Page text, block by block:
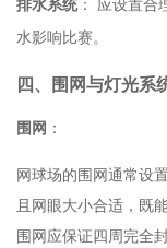
排水系统： 应设置合
水影响比赛。
四、围网与灯光系
围网 ：
网球场的围网通常设
且网眼大小合适，既
围网应保证四周完全